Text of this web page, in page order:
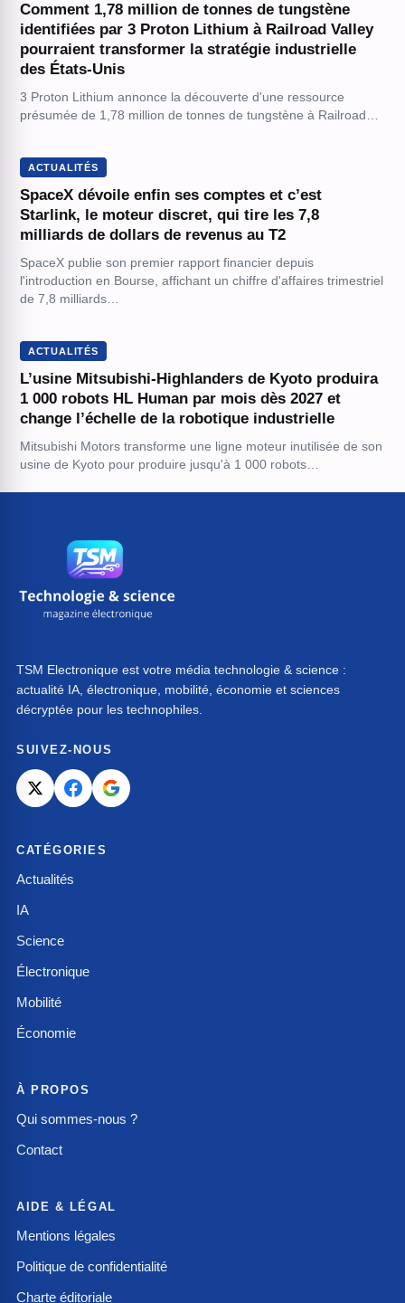
Comment 1,78 million de tonnes de tungstène
identifiées par 3 Proton Lithium à Railroad Valley
pourraient transformer la stratégie industrielle
des États-Unis
3 Proton Lithium annonce la découverte d'une ressource
présumée de 1,78 million de tonnes de tungstène à Railroad…
ACTUALITÉS
SpaceX dévoile enfin ses comptes et c’est
Starlink, le moteur discret, qui tire les 7,8
milliards de dollars de revenus au T2
SpaceX publie son premier rapport financier depuis
l'introduction en Bourse, affichant un chiffre d'affaires trimestriel
de 7,8 milliards…
ACTUALITÉS
L’usine Mitsubishi-Highlanders de Kyoto produira
1 000 robots HL Human par mois dès 2027 et
change l’échelle de la robotique industrielle
Mitsubishi Motors transforme une ligne moteur inutilisée de son
usine de Kyoto pour produire jusqu'à 1 000 robots…
TSM Electronique est votre média technologie & science :
actualité IA, électronique, mobilité, économie et sciences
décryptée pour les technophiles.
SUIVEZ-NOUS
CATÉGORIES
Actualités
IA
Science
Électronique
Mobilité
Économie
À PROPOS
Qui sommes-nous ?
Contact
AIDE & LÉGAL
Mentions légales
Politique de confidentialité
Charte éditoriale